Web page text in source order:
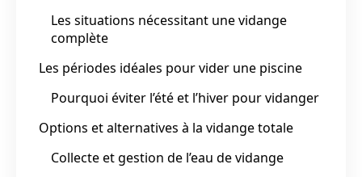
Les situations nécessitant une vidange
complète
Les périodes idéales pour vider une piscine
Pourquoi éviter l’été et l’hiver pour vidanger
Options et alternatives à la vidange totale
Collecte et gestion de l’eau de vidange